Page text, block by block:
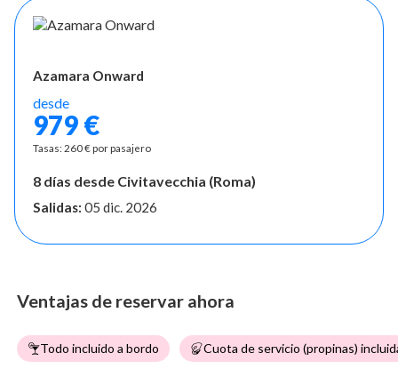
Azamara Onward
desde
979 €
Tasas: 260 € por pasajero
8 días desde Civitavecchia (Roma)
Salidas: 05 dic. 2026
Ventajas de reservar ahora
Todo incluido a bordo Cuota de servicio (propinas)